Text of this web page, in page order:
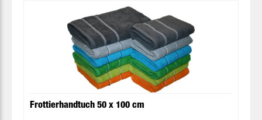
Frottierhandtuch 50 x 100 cm